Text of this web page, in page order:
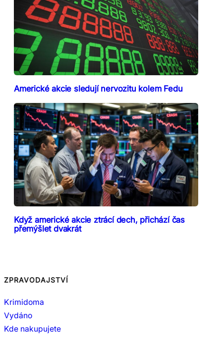
Americké akcie sledují nervozitu kolem Fedu
Když americké akcie ztrácí dech, přichází čas
přemýšlet dvakrát
ZPRAVODAJSTVÍ
Krimidoma
Vydáno
Kde nakupujete